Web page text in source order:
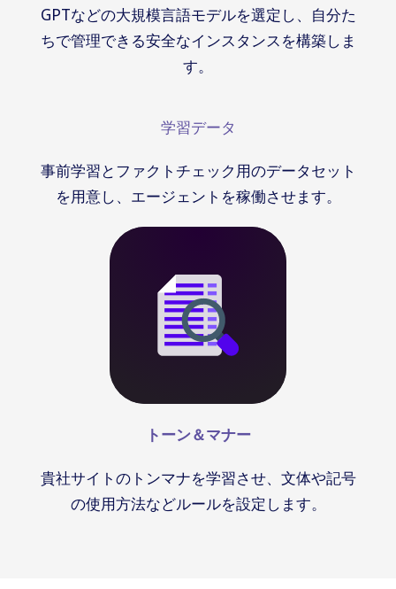
GPTなどの大規模言語モデルを選定し、自分た
ちで管理できる安全なインスタンスを構築しま
す。
学習データ
事前学習とファクトチェック用のデータセット
を用意し、エージェントを稼働させます。
トーン＆マナー
貴社サイトのトンマナを学習させ、文体や記号
の使用方法などルールを設定します。